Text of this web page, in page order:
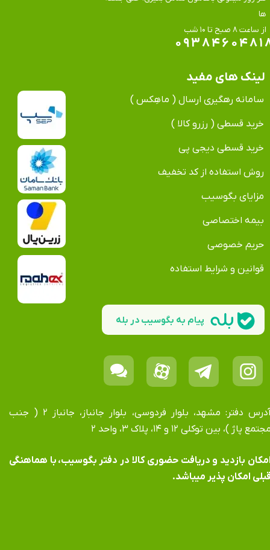
ها
​​​​​​​از ساعت ۸ صبح تا ۱۰ شب
لینک های مفید
سامانه رهگیری ارسال ( ماهِکس )
خرید قسطی ( رزرو کالا )
خرید قسطی دیجی پی
روش استفاده از کد تخفیف
مزایای بگوسیب
بیمه اختصاصی
حریم خصوصی
قوانین و شرایط استفاده
آدرس دفتر: مشهد، بلوار فردوسی، بلوار جانباز، جانباز ۲ ( جنب
پاژ )، بین توکلی ۱۲ و ۱۴، پلاک ۳، واحد ۲
بازدید و دریافت حضوری کالا در دفتر بگوسیب، با هماهنگی
امکان پذیر میباشد.
پیام به بگوسیب در بله